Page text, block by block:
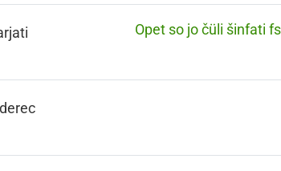
Opet so jo čüli šinfati